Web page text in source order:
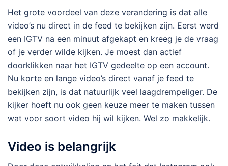
Het grote voordeel van deze verandering is dat alle
video’s nu direct in de feed te bekijken zijn. Eerst werd
een IGTV na een minuut afgekapt en kreeg je de vraag
of je verder wilde kijken. Je moest dan actief
doorklikken naar het IGTV gedeelte op een account.
Nu korte en lange video’s direct vanaf je feed te
bekijken zijn, is dat natuurlijk veel laagdrempeliger. De
kijker hoeft nu ook geen keuze meer te maken tussen
wat voor soort video hij wil kijken. Wel zo makkelijk.
Video is belangrijk